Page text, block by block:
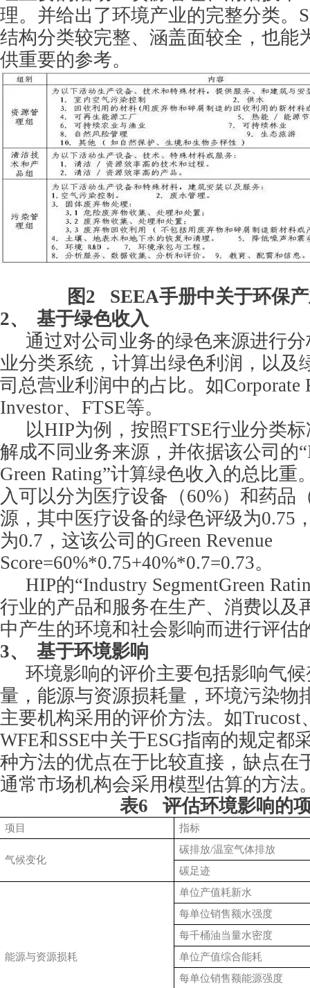
理。并给出了环境产业的完整分类。
结构分类较完整、涵盖面较全，也能
供重要的参考。
图2 SEEA手册中关于环保
2、
基于绿色收入
通过对公司业务的绿色来源进行
业分类系统，计算出绿色利润，以及
司总营业利润中的占比。如Corporate
Investor、FTSE等。
以HIP为例，按照FTSE行业分类
解成不同业务来源，并依据该公司的
Green Rating”计算绿色收入的总比重
入可以分为医疗设备（60%）和药品
源，其中医疗设备的绿色评级为0.75
为0.7，这该公司的Green Revenue
Score=60%*0.75+40%*0.7=0.73。
HIP的“Industry SegmentGreen
行业的产品和服务在生产、消费以及
中产生的环境和社会影响而进行评估
3、
基于环境影响
环境影响的评价主要包括影响气
量，能源与资源损耗量，环境污染物
主要机构采用的评价方法。如Trucost
WFE和SSE中关于ESG指南的规定都
种方法的优点在于比较直接，缺点在
通常市场机构会采用模型估算的方法
表6 评估环境影响的
项目 指标
气候变化
碳排放/温室气体排放
碳足迹
能源与资源损耗
单位产值耗新水
每单位销售额水强度
每千桶油当量水密度
单位产值综合能耗
每单位销售额能源强度